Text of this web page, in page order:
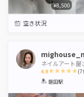
¥8,500
空き状況
ネイルアート屋
4.9
1 2 3
(7
磐田駅